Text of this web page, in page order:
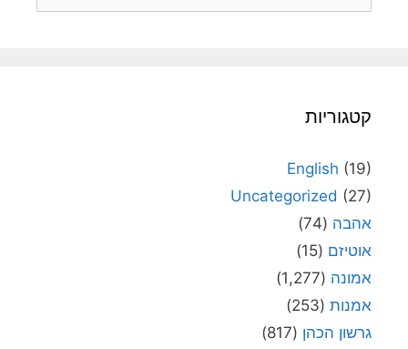
קטגוריות
English (19)
Uncategorized (27)
אהבה (74)
אוטיזם (15)
אמונה (1,277)
אמנות (253)
גרשון הכהן (817)